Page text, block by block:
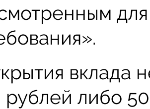
вклада
рублей либо